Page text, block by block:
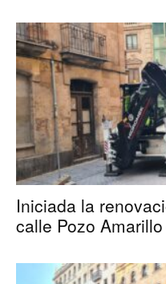
Iniciada la
calle Pozo